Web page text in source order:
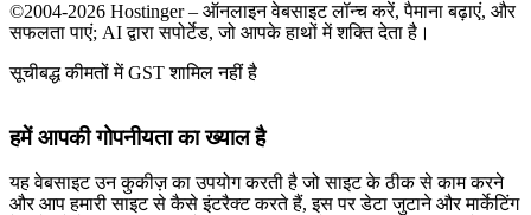
©2004-2026 Hostinger – ऑनलाइन वेबसाइट लॉन्च करें, पैमाना बढ़ाएं, और
सफलता पाएं; AI द्वारा सपोर्टेड, जो आपके हाथों में शक्ति देता है।
सूचीबद्ध कीमतों में GST शामिल नहीं है
हमें आपकी गोपनीयता का ख्याल है
यह वेबसाइट उन कुकीज़ का उपयोग करती है जो साइट के ठीक से काम करने
और आप हमारी साइट से कैसे इंटरैक्ट करते हैं, इस पर डेटा जुटाने और मार्केटिंग